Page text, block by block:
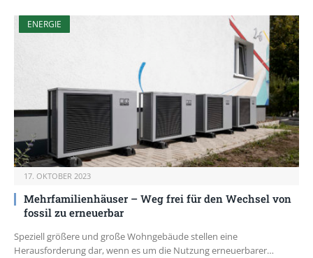
ENERGIE
17. OKTOBER 2023
Mehrfamilienhäuser – Weg frei für den Wechsel von
fossil zu erneuerbar
Speziell größere und große Wohngebäude stellen eine
Herausforderung dar, wenn es um die Nutzung erneuerbarer…